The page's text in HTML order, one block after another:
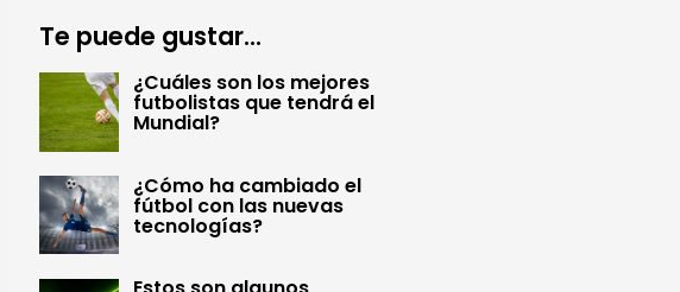
Te puede gustar...
¿Cuáles son los mejores
futbolistas que tendrá el
Mundial?
¿Cómo ha cambiado el
fútbol con las nuevas
tecnologías?